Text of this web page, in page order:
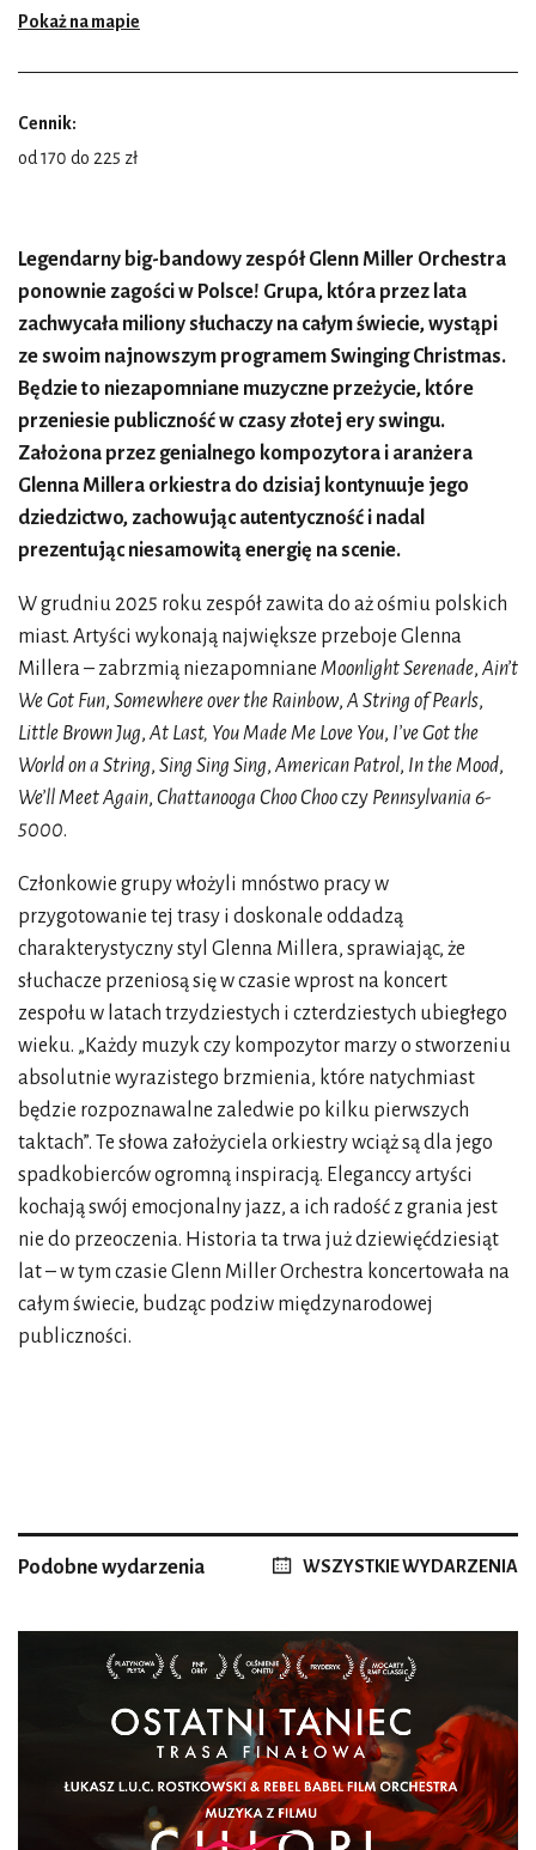
Pokaż na mapie
Cennik:
od 170 do 225 zł
Legendarny big-bandowy zespół Glenn Miller Orchestra
ponownie zagości w Polsce! Grupa, która przez lata
zachwycała miliony słuchaczy na całym świecie, wystąpi
ze swoim najnowszym programem Swinging Christmas.
Będzie to niezapomniane muzyczne przeżycie, które
przeniesie publiczność w czasy złotej ery swingu.
Założona przez genialnego kompozytora i aranżera
Glenna Millera orkiestra do dzisiaj kontynuuje jego
dziedzictwo, zachowując autentyczność i nadal
prezentując niesamowitą energię na scenie.
W grudniu 2025 roku zespół zawita do aż ośmiu polskich
miast. Artyści wykonają największe przeboje Glenna
Millera – zabrzmią niezapomniane Moonlight Serenade, Ain’t
We Got Fun, Somewhere over the Rainbow, A String of Pearls,
Little Brown Jug, At Last, You Made Me Love You, I’ve Got the
World on a String, Sing Sing Sing, American Patrol, In the Mood,
We’ll Meet Again, Chattanooga Choo Chooczy Pennsylvania 6-
5000.
Członkowie grupy włożyli mnóstwo pracy w
przygotowanie tej trasy i doskonale oddadzą
charakterystyczny styl Glenna Millera, sprawiając, że
słuchacze przeniosą się w czasie wprost na koncert
zespołu w latach trzydziestych i czterdziestych ubiegłego
wieku. „Każdy muzyk czy kompozytor marzy o stworzeniu
absolutnie wyrazistego brzmienia, które natychmiast
będzie rozpoznawalne zaledwie po kilku pierwszych
taktach”. Te słowa założyciela orkiestry wciąż są dla jego
spadkobierców ogromną inspiracją. Eleganccy artyści
kochają swój emocjonalny jazz, a ich radość z grania jest
nie do przeoczenia. Historia ta trwa już dziewięćdziesiąt
lat – w tym czasie Glenn Miller Orchestra koncertowała na
całym świecie, budząc podziw międzynarodowej
publiczności.
Podobne wydarzenia WSZYSTKIE WYDARZENIA